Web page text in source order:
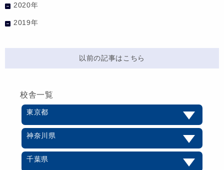
2020年
2019年
以前の記事はこちら
校舎一覧
東京都
神奈川県
千葉県